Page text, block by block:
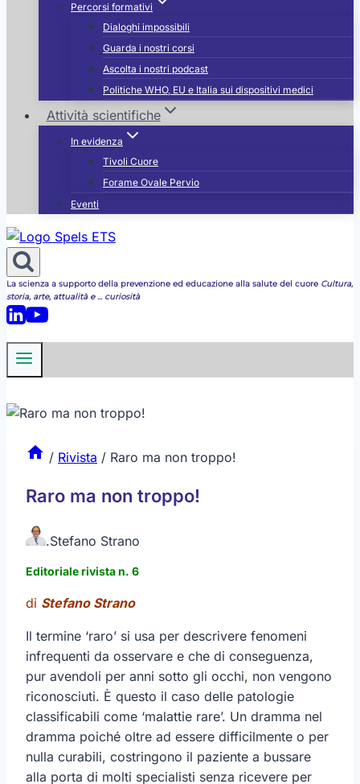
Percorsi formativi
Dialoghi impossibili
Guarda i nostri corsi
Ascolta i nostri podcast
Politiche WHO, EU e Italia sui dispositivi medici
Attività scientifiche
In evidenza
Tivoli Cuore
Forame Ovale Pervio
Eventi
La scienza a supporto della prevenzione ed educazione alla salute del cuore Cultura,
storia, arte, attualità e ... curiosità
/ Rivista / Raro ma non troppo!
Raro ma non troppo!
.Stefano Strano
Editoriale rivista n. 6
di Stefano Strano
Il termine ‘raro’ si usa per descrivere fenomeni
infrequenti da osservare e che di conseguenza,
pur avendoli per anni sotto gli occhi, non vengono
riconosciuti. È questo il caso delle patologie
classificabili come ‘malattie rare’. Un dramma nel
dramma poiché oltre ad essere difficilmente o per
nulla curabili, costringono il paziente a bussare
alla porta di molti specialisti senza ricevere per